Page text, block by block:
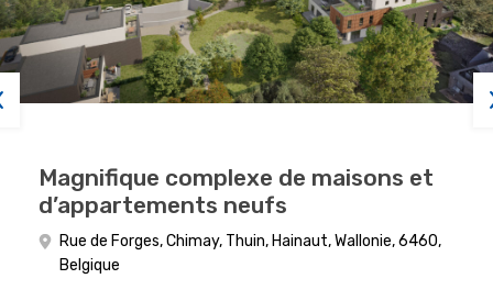
Magnifique complexe de maisons et
d’appartements neufs
Rue de Forges, Chimay, Thuin, Hainaut, Wallonie, 6460,
Belgique